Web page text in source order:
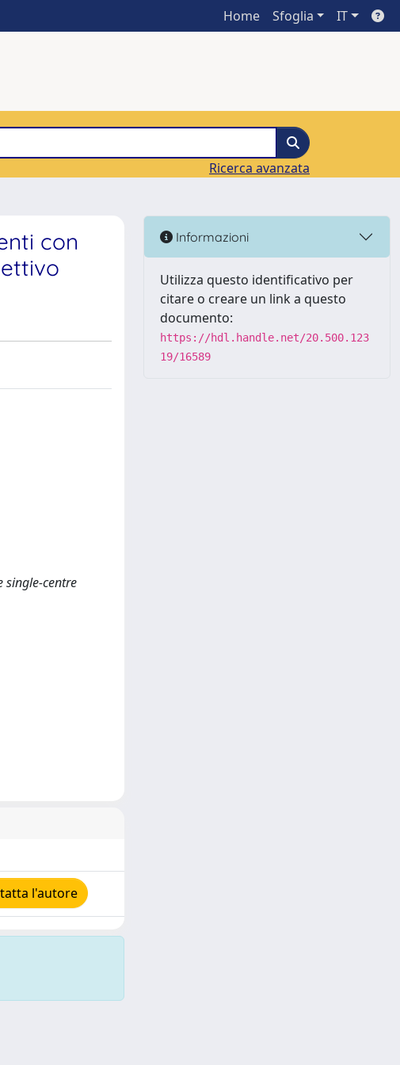
Home Sfoglia IT
Ricerca avanzata
con
single-centre
l'autore
Informazioni
Utilizza questo identificativo per
citare o creare un link a questo
documento:
https://hdl.handle.net/20.500.123
19/16589